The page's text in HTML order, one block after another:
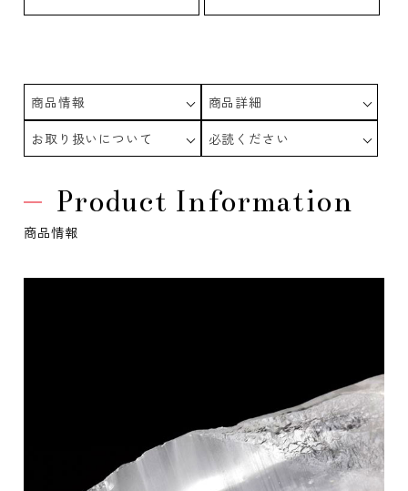
商品情報
商品詳細
お取り扱いについて
必読ください
Product Information
商品情報